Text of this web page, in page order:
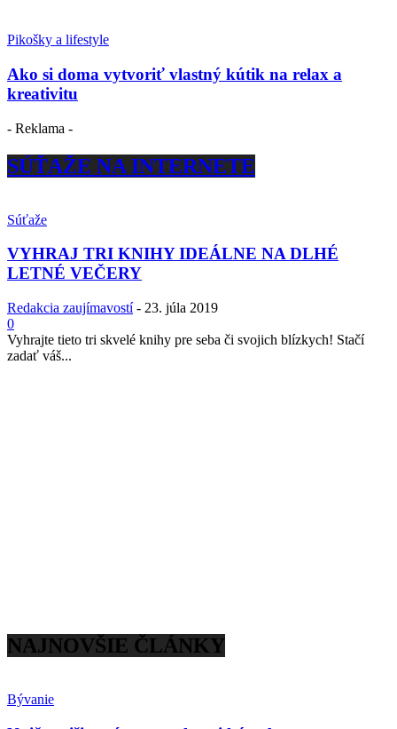
Pikošky a lifestyle
Ako si doma vytvoriť vlastný kútik na relax a
kreativitu
- Reklama -
SÚŤAŽE NA INTERNETE
Súťaže
VYHRAJ TRI KNIHY IDEÁLNE NA DLHÉ
LETNÉ VEČERY
Redakcia zaujímavostí - 23. júla 2019
0
Vyhrajte tieto tri skvelé knihy pre seba či svojich blízkych! Stačí
zadať váš...
NAJNOVŠIE ČLÁNKY
Bývanie